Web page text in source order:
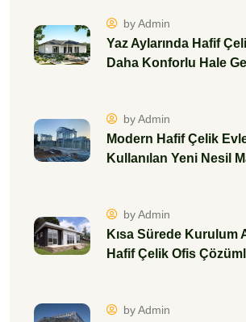
by Admin
Yaz Aylarında Hafif
Daha Konforlu Hale
by Admin
Modern Hafif Çelik
Kullanılan Yeni Nesil
by Admin
Kısa Sürede Kurulum
Hafif Çelik Ofis
by Admin